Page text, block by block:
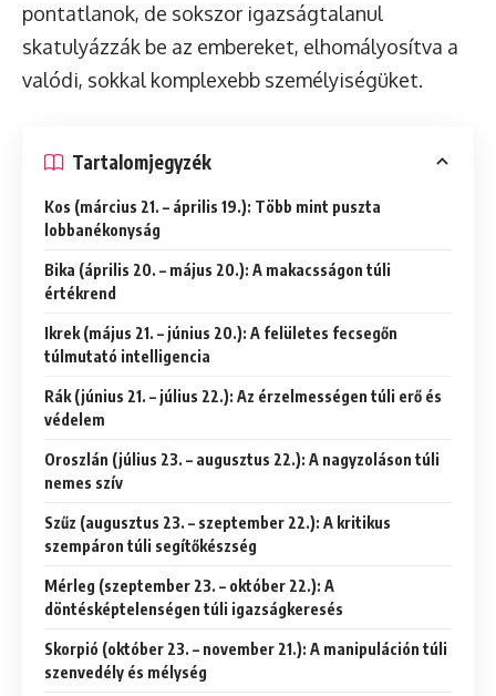
pontatlanok, de sokszor igazságtalanul
skatulyázzák be az embereket, elhomályosítva a
valódi, sokkal komplexebb személyiségüket.
Tartalomjegyzék
Kos (március 21. – április 19.): Több mint puszta
lobbanékonyság
Bika (április 20. – május 20.): A makacsságon túli
értékrend
Ikrek (május 21. – június 20.): A felületes fecsegőn
túlmutató intelligencia
Rák (június 21. – július 22.): Az érzelmességen túli erő és
védelem
Oroszlán (július 23. – augusztus 22.): A nagyzoláson túli
nemes szív
Szűz (augusztus 23. – szeptember 22.): A kritikus
szempáron túli segítőkészség
Mérleg (szeptember 23. – október 22.): A
döntésképtelenségen túli igazságkeresés
Skorpió (október 23. – november 21.): A manipuláción túli
szenvedély és mélység